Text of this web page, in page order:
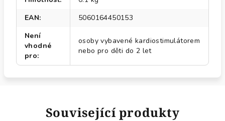
EAN:
5060164450153
Není
vhodné
pro:
osoby vybavené kardiostimulátorem
nebo pro děti do 2 let
Související produkty